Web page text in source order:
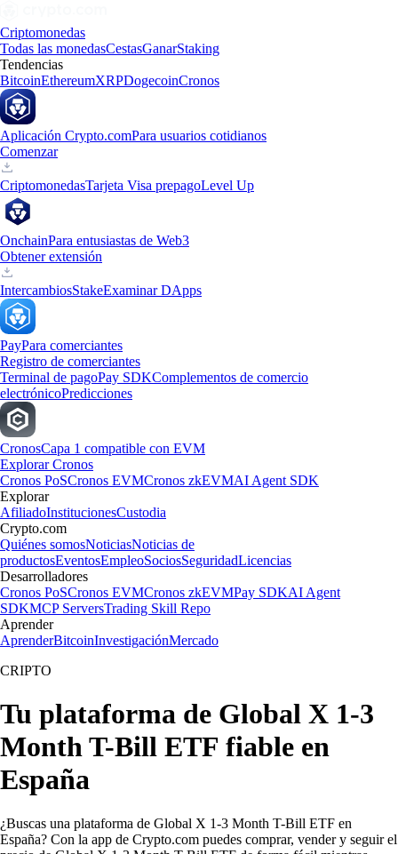
Criptomonedas
Todas las monedasCestasGanarStaking
Tendencias
BitcoinEthereumXRPDogecoinCronos
Aplicación Crypto.comPara usuarios cotidianos
Comenzar
CriptomonedasTarjeta Visa prepagoLevel Up
OnchainPara entusiastas de Web3
Obtener extensión
IntercambiosStakeExaminar DApps
PayPara comerciantes
Registro de comerciantes
Terminal de pagoPay SDKComplementos de comercio
electrónicoPredicciones
CronosCapa 1 compatible con EVM
Explorar Cronos
Cronos PoSCronos EVMCronos zkEVMAI Agent SDK
Explorar
AfiliadoInstitucionesCustodia
Crypto.com
Quiénes somosNoticiasNoticias de
productosEventosEmpleoSociosSeguridadLicencias
Desarrolladores
Cronos PoSCronos EVMCronos zkEVMPay SDKAI Agent
SDKMCP ServersTrading Skill Repo
Aprender
AprenderBitcoinInvestigaciónMercado
CRIPTO
Tu plataforma de Global X 1-3
Month T-Bill ETF fiable en
España
¿Buscas una plataforma de Global X 1-3 Month T-Bill ETF en
España? Con la app de Crypto.com puedes comprar, vender y seguir el